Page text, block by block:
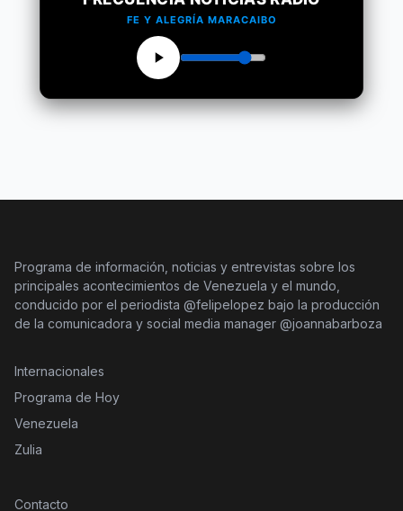
FE Y ALEGRÍA MARACAIBO
Programa de información, noticias y entrevistas sobre los
principales acontecimientos de Venezuela y el mundo,
conducido por el periodista @felipelopez bajo la producción
de la comunicadora y social media manager @joannabarboza
Internacionales
Programa de Hoy
Venezuela
Zulia
Contacto